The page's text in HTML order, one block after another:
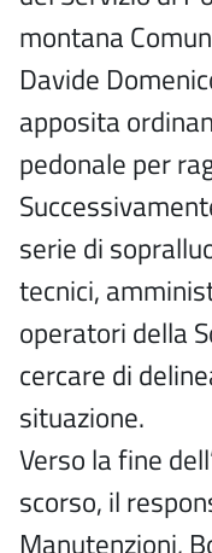
montana
Davide
apposita
pedonale per
serie di
tecnici,
operatori della
cercare di
situazione.
Verso la fine
scorso, il
Manutenzioni,